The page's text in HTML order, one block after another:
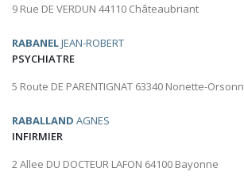
9 Rue DE VERDUN 44110 Châteaubriant
RABANELJEAN-ROBERT
PSYCHIATRE
5 Route DE PARENTIGNAT 63340 Nonette-
RABALLAND AGNES
INFIRMIER
2 Allee DU DOCTEUR LAFON 64100 Bayonne